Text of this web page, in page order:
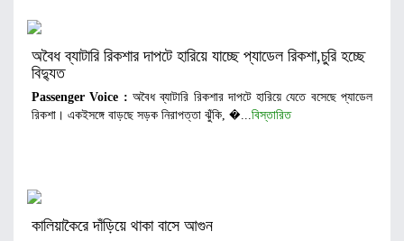
অবৈধ ব্যাটারি রিকশার দাপটে হারিয়ে যাচ্ছে প্যাডেল রিকশা,চুরি হচ্ছে
বিদ্যুত
Passenger Voice : অবৈধ ব্যাটারি রিকশার দাপটে হারিয়ে যেতে বসেছে প্যাডেল
রিকশা। একইসঙ্গে বাড়ছে সড়ক নিরাপত্তা ঝুঁকি, �...বিস্তারিত
কালিয়াকৈরে দাঁড়িয়ে থাকা বাসে আগুন